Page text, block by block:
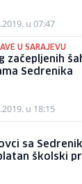
u 07:47
U SARAJEVU
začepljenih
Sedrenika
u 18:15
sa
školski